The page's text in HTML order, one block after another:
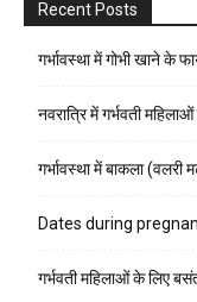
Recent Posts
गर्भावस्था में गोभी खाने के
नवरात्रि में गर्भवती
गर्भावस्था में बाकला
Dates during
गर्भवती महिलाओं के लिए